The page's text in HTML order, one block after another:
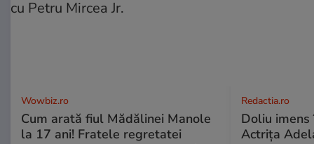
Wowbiz.ro
Cum arată fiul Mădălinei Manole
la 17 ani! Fratele regretatei
Redactia.ro
Doliu
Actrița